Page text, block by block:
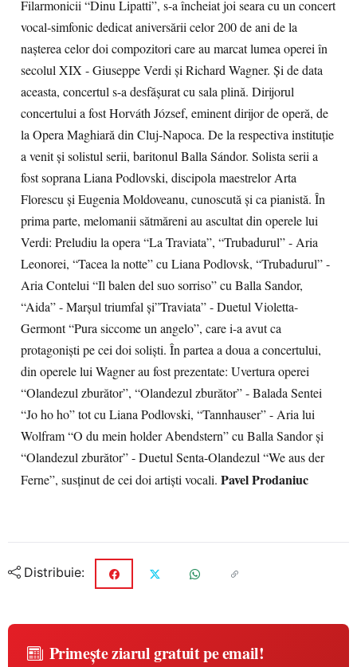
Filarmonicii “Dinu Lipatti”, s-a încheiat joi seara cu un concert
vocal-simfonic dedicat aniversării celor 200 de ani de la
naşterea celor doi compozitori care au marcat lumea operei în
secolul XIX - Giuseppe Verdi şi Richard Wagner. Şi de data
aceasta, concertul s-a desfăşurat cu sala plină. Dirijorul
concertului a fost Horváth József, eminent dirijor de operă, de
la Opera Maghiară din Cluj-Napoca. De la respectiva instituţie
a venit şi solistul serii, baritonul Balla Sándor. Solista serii a
fost soprana Liana Podlovski, discipola maestrelor Arta
Florescu şi Eugenia Moldoveanu, cunoscută şi ca pianistă. În
prima parte, melomanii sătmăreni au ascultat din operele lui
Verdi: Preludiu la opera “La Traviata”, “Trubadurul” - Aria
Leonorei, “Tacea la notte” cu Liana Podlovsk, “Trubadurul” -
Aria Contelui “Il balen del suo sorriso” cu Balla Sandor,
“Aida” - Marşul triumfal şi”Traviata” - Duetul Violetta-
Germont “Pura siccome un angelo”, care i-a avut ca
protagonişti pe cei doi solişti. În partea a doua a concertului,
din operele lui Wagner au fost prezentate: Uvertura operei
“Olandezul zburător”, “Olandezul zburător” - Balada Sentei
“Jo ho ho” tot cu Liana Podlovski, “Tannhauser” - Aria lui
Wolfram “O du mein holder Abendstern” cu Balla Sandor şi
“Olandezul zburător” - Duetul Senta-Olandezul “We aus der
Ferne”, susţinut de cei doi artişti vocali. Pavel Prodaniuc
Distribuie:
Primește ziarul gratuit pe email!